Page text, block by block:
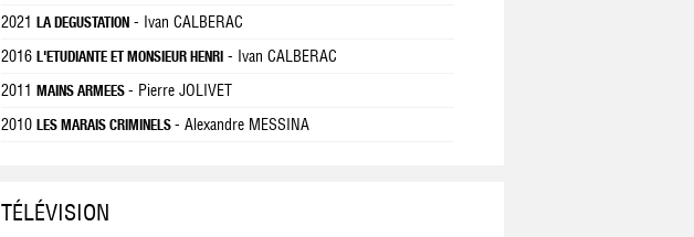
2021 LA DEGUSTATION - Ivan CALBERAC
2016 L'ETUDIANTE ET MONSIEUR HENRI - Ivan CALBERAC
2011 MAINS ARMEES - Pierre JOLIVET
2010 LES MARAIS CRIMINELS - Alexandre MESSINA
TÉLÉVISION